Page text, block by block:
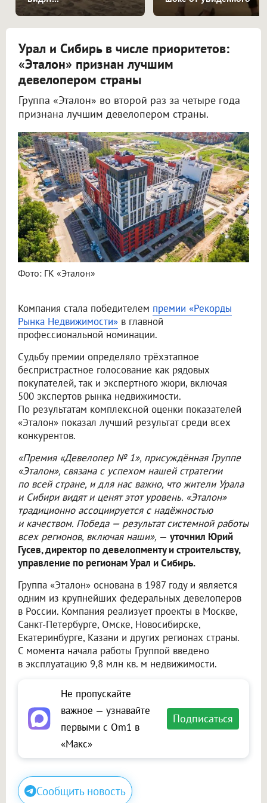
Урал и Сибирь в числе приоритетов:
«Эталон» признан лучшим
девелопером страны
Группа «Эталон» во второй раз за четыре года
признана лучшим девелопером страны.
Фото: ГК «Эталон»
Компания стала победителем премии «Рекорды
Рынка Недвижимости» в главной
профессиональной номинации.
Судьбу премии определяло трёхэтапное
беспристрастное голосование как рядовых
покупателей, так и экспертного жюри, включая
500 экспертов рынка недвижимости.
По результатам комплексной оценки показателей
«Эталон» показал лучший результат среди всех
конкурентов.
«Премия «Девелопер № 1», присуждённая Группе
«Эталон», связана с успехом нашей стратегии
по всей стране, и для нас важно, что жители Урала
и Сибири видят и ценят этот уровень. «Эталон»
традиционно ассоциируется с надёжностью
и качеством. Победа — результат системной работы
всех регионов, включая наши», — уточнил Юрий
Гусев, директор по девелопменту и строительству,
управление по регионам Урал и Сибирь.
Группа «Эталон» основана в 1987 году и является
одним из крупнейших федеральных девелоперов
в России. Компания реализует проекты в Москве,
Санкт-Петербурге, Омске, Новосибирске,
Екатеринбурге, Казани и других регионах страны.
С момента начала работы Группой введено
в эксплуатацию 9,8 млн кв. м недвижимости.
Не пропускайте
важное — узнавайте
первыми с Om1 в
«Макс»
Подписаться
Сообщить новость